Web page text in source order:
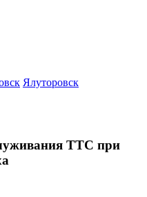
Ялуторовск
ТТС при